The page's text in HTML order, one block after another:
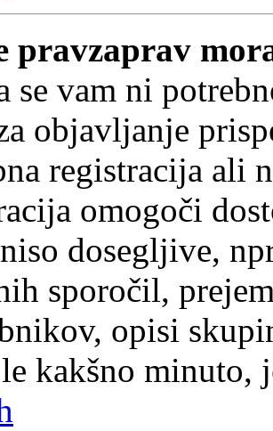
pravzaprav
se vam ni
objavljanje
registracija ali
omogoči
dosegljive,
sporočil,
opisi
kakšno minuto,